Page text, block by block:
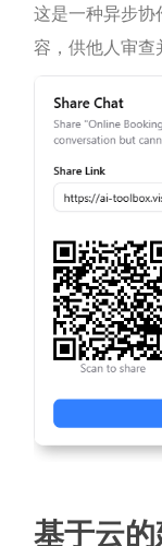
这是一种异步
容，供他人审查
基于云